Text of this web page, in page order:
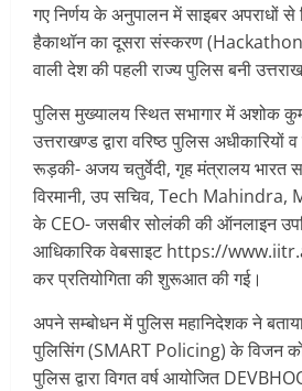
गए निर्णय के अनुपालन में साइबर अपराधों
हैकाथॉन का दूसरा संस्करण
वाली देश की पहली राज्य पुलिस बनी
पुलिस मुख्यालय स्थित सभागार में अशोक
उत्तराखण्ड द्वारा वरिष्ठ पुलिस
रूड़की- अजय चतुर्वेदी, गृह मंत्रालय भारत
विरमानी, उप सचिव, Tech
के CEO- जसबीर सोलंकी की ऑनलाइन
आधिकारिक वेबसाइट https://
कर प्रतियोगिता की शुरूआत की गई।
अपने सम्बोधन में पुलिस महानिदेशक ने
पुलिसिंग (SMART Policing) के विजन
पुलिस द्वारा विगत वर्ष आयोजित